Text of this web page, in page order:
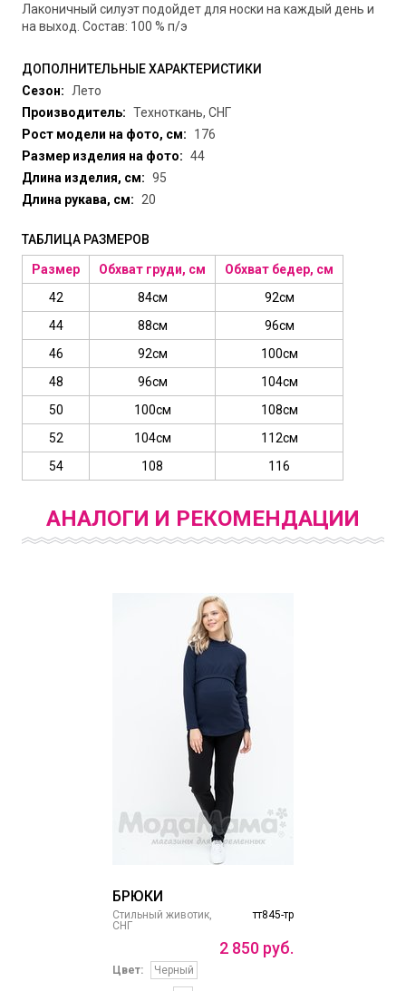
Лаконичный силуэт подойдет для носки на каждый день и
на выход. Состав: 100 % п/э
ДОПОЛНИТЕЛЬНЫЕ ХАРАКТЕРИСТИКИ
Сезон:
Лето
Производитель: Техноткань, СНГ
Рост модели на фото, см:
176
Размер изделия на фото: 44
Длина изделия, см: 95
Длина рукава, см:
20
ТАБЛИЦА РАЗМЕРОВ
Размер Обхват груди, см
Обхват бедер, см
42
84см
92см
44
88см
96см
46
92см
100см
48
96см
104см
50
100см
108см
52
104см
112см
54
108 116
АНАЛОГИ И РЕКОМЕНДАЦИИ
БРЮКИ
тт845-тр
Стильный животик,
СНГ
2 850 руб.
Цвет:
Черный